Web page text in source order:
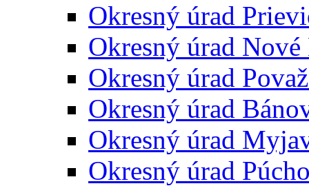
Okresný úrad
Okresný úrad
Okresný úrad
Okresný úrad
Okresný úrad
Okresný úrad